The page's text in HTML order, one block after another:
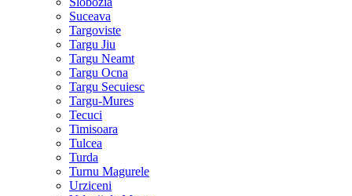
Suceava
Targoviste
Targu Jiu
Targu Neamt
Targu Ocna
Targu Secuiesc
Targu-Mures
Tecuci
Timisoara
Tulcea
Turda
Turnu Magurele
Urziceni